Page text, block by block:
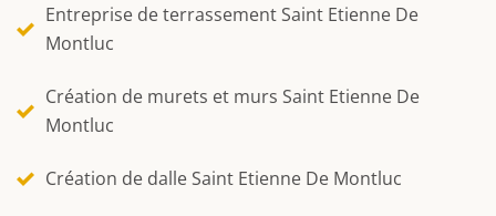
Entreprise de terrassement Saint Etienne De
Montluc
Création de murets et murs Saint Etienne De
Montluc
Création de dalle Saint Etienne De Montluc